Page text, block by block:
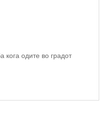
кога одите во градот